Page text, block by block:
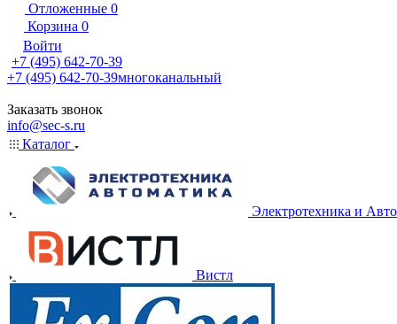
Отложенные 0
Корзина 0
Войти
+7 (495) 642-70-39
+7 (495) 642-70-39многоканальный
Заказать звонок
info@sec-s.ru
Каталог
Электротехника и
Вистл